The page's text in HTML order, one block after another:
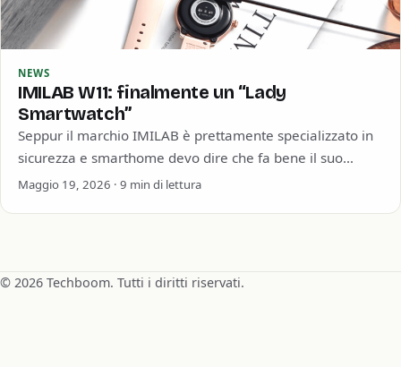
NEWS
IMILAB W11: finalmente un “Lady
Smartwatch”
Seppur il marchio IMILAB è prettamente specializzato in
sicurezza e smarthome devo dire che fa bene il suo
lavoro anche nella categoria…
Maggio 19, 2026 · 9 min di lettura
© 2026 Techboom. Tutti i diritti riservati.